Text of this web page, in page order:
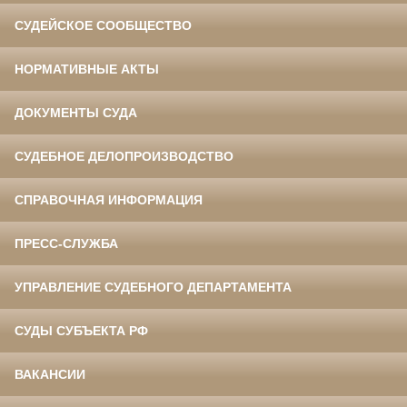
СУДЕЙСКОЕ СООБЩЕСТВО
НОРМАТИВНЫЕ АКТЫ
ДОКУМЕНТЫ СУДА
СУДЕБНОЕ ДЕЛОПРОИЗВОДСТВО
СПРАВОЧНАЯ ИНФОРМАЦИЯ
ПРЕСС-СЛУЖБА
УПРАВЛЕНИЕ СУДЕБНОГО ДЕПАРТАМЕНТА
СУДЫ СУБЪЕКТА РФ
ВАКАНСИИ